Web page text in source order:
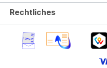
Rechtliches